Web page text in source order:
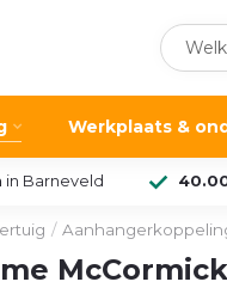
Werkplaats &
in Barneveld
/
McCormick